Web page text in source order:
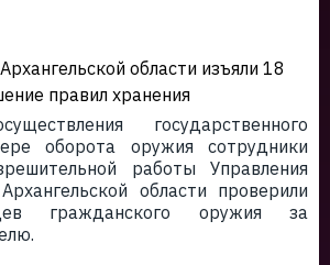
области изъяли 18
правил хранения
государственного
оборота оружия сотрудники
работы Управления
области проверили
гражданского оружия за